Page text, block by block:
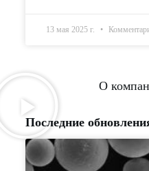
13 мая 2025 г.
О
Последние